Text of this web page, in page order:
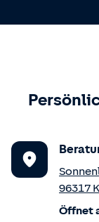
96317
Öffnet